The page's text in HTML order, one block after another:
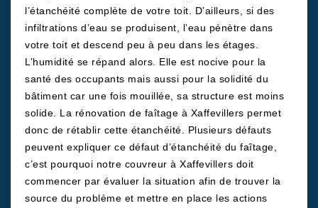
l’étanchéité complète de votre toit. D’ailleurs, si des
infiltrations d’eau se produisent, l’eau pénètre dans
votre toit et descend peu à peu dans les étages.
L’humidité se répand alors. Elle est nocive pour la
santé des occupants mais aussi pour la solidité du
bâtiment car une fois mouillée, sa structure est moins
solide. La rénovation de faîtage à Xaffevillers permet
donc de rétablir cette étanchéité. Plusieurs défauts
peuvent expliquer ce défaut d’étanchéité du faîtage,
c’est pourquoi notre couvreur à Xaffevillers doit
commencer par évaluer la situation afin de trouver la
source du problème et mettre en place les actions